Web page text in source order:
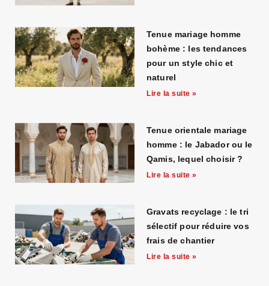
Tenue mariage homme
bohème : les tendances
pour un style chic et
naturel
Lire la suite »
Tenue orientale mariage
homme : le Jabador ou le
Qamis, lequel choisir ?
Lire la suite »
Gravats recyclage : le tri
sélectif pour réduire vos
frais de chantier
Lire la suite »